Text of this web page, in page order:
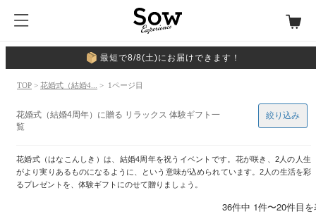
最短で8/8(土)にお届けできます！
TOP > 花婚式（結婚4... > 1ページ目
花婚式（結婚4周年）に贈る リラックス 体験ギフト一
覧
花婚式（はなこんしき）は、結婚4周年を祝うイベントです。花が咲き、2人の人生
がより実りあるものになるように、という意味が込められています。2人の生活を彩
るプレゼントを、体験ギフトにのせて贈りましょう。
絞り込み
36件中 1件〜20件目